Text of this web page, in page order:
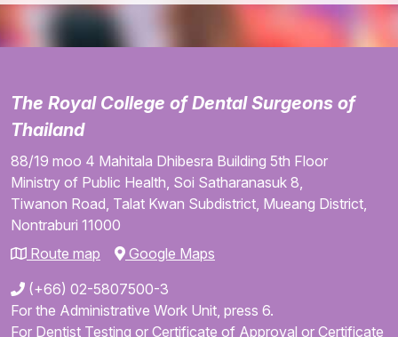
The Royal College of Dental Surgeons of
Thailand
88/19 moo 4 Mahitala Dhibesra Building 5th Floor
Ministry of Public Health, Soi Satharanasuk 8,
Tiwanon Road, Talat Kwan Subdistrict, Mueang District,
Nontraburi 11000
Route map
Google Maps
(+66) 02-5807500-3
For the Administrative Work Unit, press 6.
For Dentist Testing or Certificate of Approval or Certificate